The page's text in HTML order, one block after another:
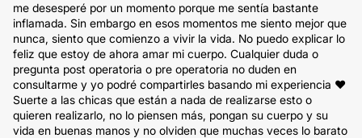
me desesperé por un momento porque me sentía bastante
inflamada. Sin embargo en esos momentos me siento mejor que
nunca, siento que comienzo a vivir la vida. No puedo explicar lo
feliz que estoy de ahora amar mi cuerpo. Cualquier duda o
pregunta post operatoria o pre operatoria no duden en
consultarme y yo podré compartirles basando mi experiencia ♥️
Suerte a las chicas que están a nada de realizarse esto o
quieren realizarlo, no lo piensen más, pongan su cuerpo y su
vida en buenas manos y no olviden que muchas veces lo barato